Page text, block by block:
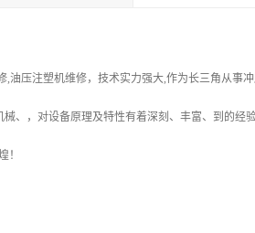
压注塑机维修，技术实力强大,作为长三角从事冲
、，对设备原理及特性有着深刻、丰富、到的经验
！